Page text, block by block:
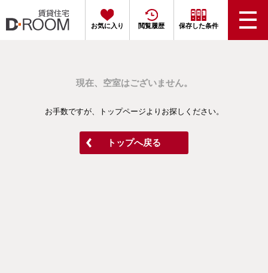
お気に入り 閲覧履歴 保存した条件
現在、空室はございません。
お手数ですが、トップページよりお探しください。
トップへ戻る